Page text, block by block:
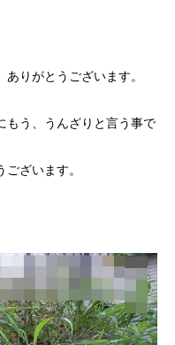
りがとうございます。
もう、うんざりと言う事で
ざいます。